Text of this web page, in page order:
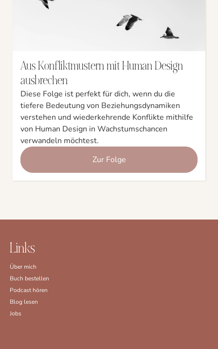
Aus Konfliktmustern mit Human Design
ausbrechen
Diese Folge ist perfekt für dich, wenn du die
tiefere Bedeutung von Beziehungsdynamiken
verstehen und wiederkehrende Konflikte mithilfe
von Human Design in Wachstumschancen
verwandeln möchtest.
Zur Folge
Links
Über mich
Buch bestellen
Podcast hören
Blog lesen
Jobs